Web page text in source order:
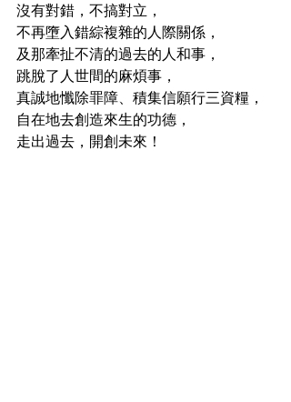
沒有對錯，不搞對立，
不再墮入錯綜複雜的人際關係，
及那牽扯不清的過去的人和事，
跳脫了人世間的麻煩事，
真誠地懺除罪障、積集信願行三資糧，
自在地去創造來生的功德，
走出過去，開創未來！